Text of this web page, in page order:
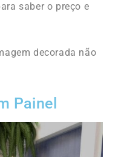
saber o preço e
decorada não
Painel